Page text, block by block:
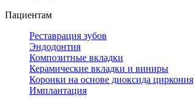
Пациентам
Реставрация зубов
Эндодонтия
Композитные вкладки
Керамические вкладки и виниры
Коронки на основе диоксида циркония
Имплантация